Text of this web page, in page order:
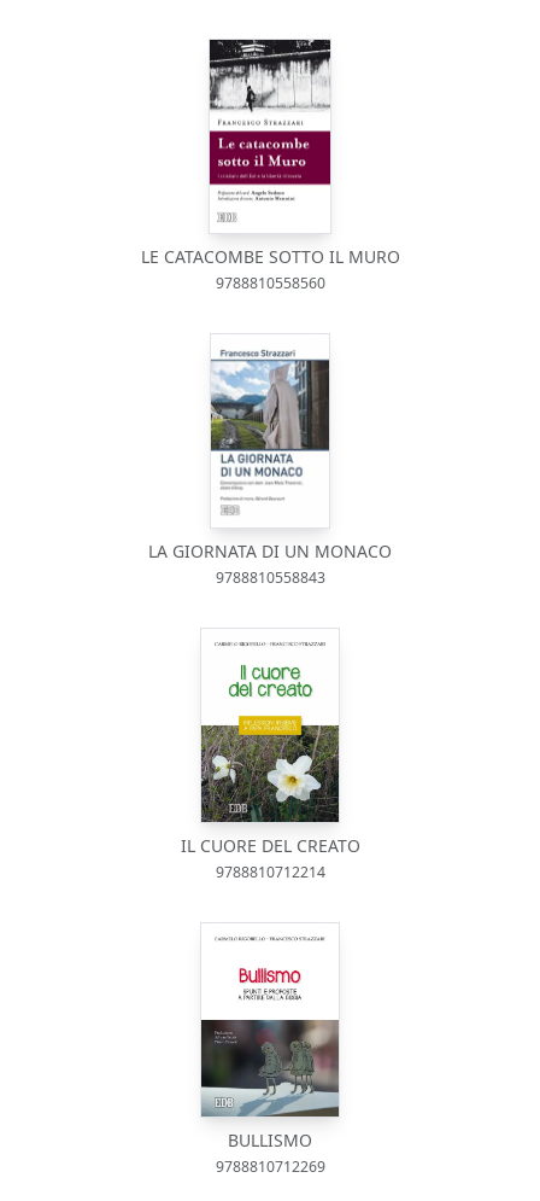
LE CATACOMBE SOTTO IL MURO
9788810558560
LA GIORNATA DI UN MONACO
9788810558843
IL CUORE DEL CREATO
9788810712214
BULLISMO
9788810712269